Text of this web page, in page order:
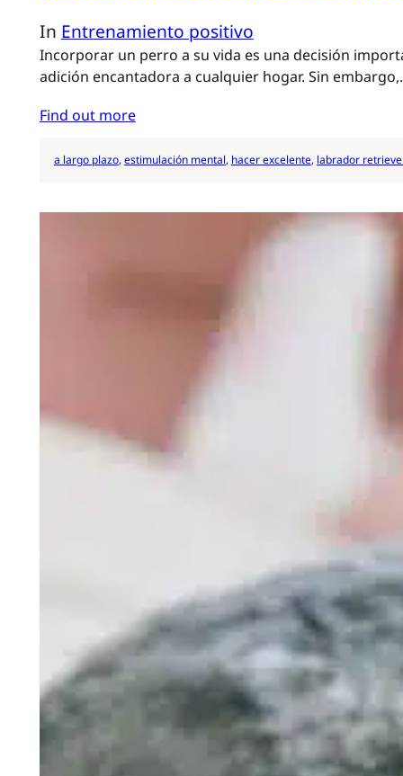
In Entrenamiento positivo
Incorporar un perro a su vida es una decisión
adición encantadora a cualquier hogar. Sin
Find out more
a largo plazo, estimulación mental, hacer excelente, labrador